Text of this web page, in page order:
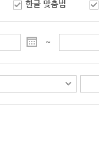
한글 맞춤법
~